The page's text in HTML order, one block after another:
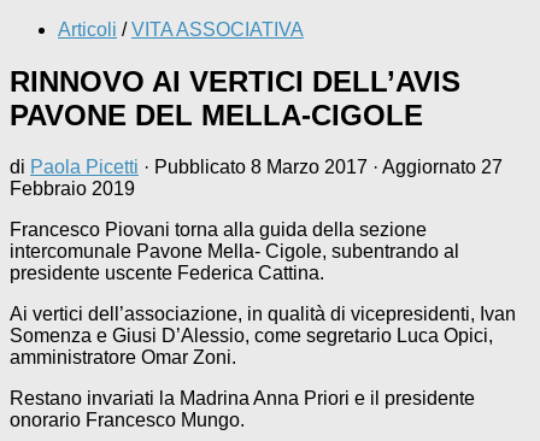
Articoli / VITA ASSOCIATIVA
RINNOVO AI VERTICI DELL’AVIS
PAVONE DEL MELLA-CIGOLE
di Paola Picetti · Pubblicato 8 Marzo 2017 · Aggiornato 27
Febbraio 2019
Francesco Piovani torna alla guida della sezione
intercomunale Pavone Mella- Cigole, subentrando al
presidente uscente Federica Cattina.
Ai vertici dell’associazione, in qualità di vicepresidenti, Ivan
Somenza e Giusi D’Alessio, come segretario Luca Opici,
amministratore Omar Zoni.
Restano invariati la Madrina Anna Priori e il presidente
onorario Francesco Mungo.